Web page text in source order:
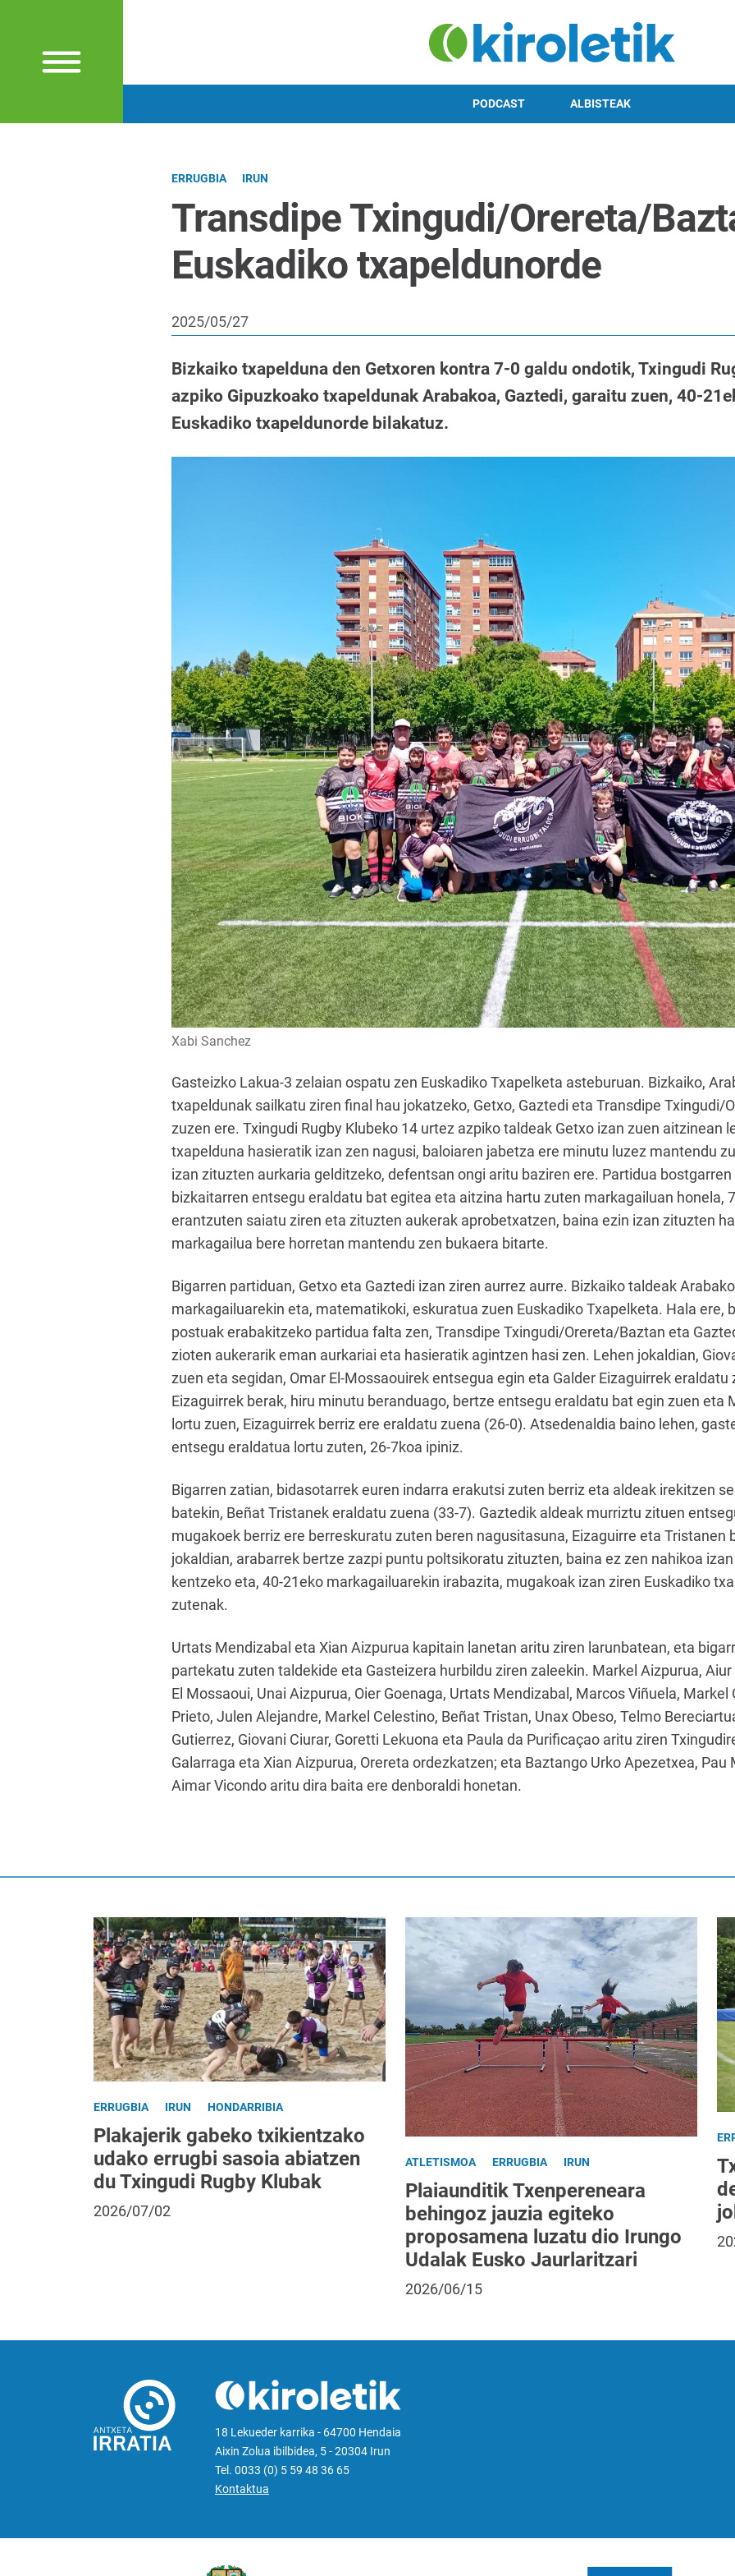
PODCAST ALBISTEAK
ERRUGBIA IRUN
Transdipe Txingudi/Orereta/
Euskadiko txapeldunorde
2025/05/27
Bizkaiko txapelduna den Getxoren kontra 7-0 galdu ondotik, Txingudi
azpiko Gipuzkoako txapeldunak Arabakoa, Gaztedi, garaitu zuen, 40-
Euskadiko txapeldunorde bilakatuz.
Xabi Sanchez
Gasteizko Lakua-3 zelaian ospatu zen Euskadiko Txapelketa asteburuan. Bizkaiko,
txapeldunak sailkatu ziren final hau jokatzeko, Getxo, Gaztedi eta Transdipe Txingudi/
zuzen ere. Txingudi Rugby Klubeko 14 urtez azpiko taldeak Getxo izan zuen aitzinean
txapelduna hasieratik izan zen nagusi, baloiaren jabetza ere minutu luzez mantendu
izan zituzten aurkaria gelditzeko, defentsan ongi aritu baziren ere. Partidua
bizkaitarren entsegu eraldatu bat egitea eta aitzina hartu zuten markagailuan honela,
erantzuten saiatu ziren eta zituzten aukerak aprobetxatzen, baina ezin izan zituzten
markagailua bere horretan mantendu zen bukaera bitarte.
Bigarren partiduan, Getxo eta Gaztedi izan ziren aurrez aurre. Bizkaiko taldeak
markagailuarekin eta, matematikoki, eskuratua zuen Euskadiko Txapelketa. Hala ere,
postuak erabakitzeko partidua falta zen, Transdipe Txingudi/Orereta/Baztan eta
zioten aukerarik eman aurkariai eta hasieratik agintzen hasi zen. Lehen jokaldian,
zuen eta segidan, Omar El-Mossaouirek entsegua egin eta Galder Eizaguirrek eraldatu
Eizaguirrek berak, hiru minutu beranduago, bertze entsegu eraldatu bat egin zuen eta
lortu zuen, Eizaguirrek berriz ere eraldatu zuena (26-0). Atsedenaldia baino lehen,
entsegu eraldatua lortu zuten, 26-7koa ipiniz.
Bigarren zatian, bidasotarrek euren indarra erakutsi zuten berriz eta aldeak irekitzen
batekin, Beñat Tristanek eraldatu zuena (33-7). Gaztedik aldeak murriztu zituen
mugakoek berriz ere berreskuratu zuten beren nagusitasuna, Eizaguirre eta Tristanen
jokaldian, arabarrek bertze zazpi puntu poltsikoratu zituzten, baina ez zen nahikoa
kentzeko eta, 40-21eko markagailuarekin irabazita, mugakoak izan ziren Euskadiko
zutenak.
Urtats Mendizabal eta Xian Aizpurua kapitain lanetan aritu ziren larunbatean, eta
partekatu zuten taldekide eta Gasteizera hurbildu ziren zaleekin. Markel Aizpurua, Aiur
El Mossaoui, Unai Aizpurua, Oier Goenaga, Urtats Mendizabal, Marcos Viñuela, Markel
Prieto, Julen Alejandre, Markel Celestino, Beñat Tristan, Unax Obeso, Telmo
Gutierrez, Giovani Ciurar, Goretti Lekuona eta Paula da Purificaçao aritu ziren
Galarraga eta Xian Aizpurua, Orereta ordezkatzen; eta Baztango Urko Apezetxea,
Aimar Vicondo aritu dira baita ere denboraldi honetan.
ERRUGBIA IRUN HONDARRIBIA
Plakajerik gabeko txikientzako
udako errugbi sasoia abiatzen
du Txingudi Rugby Klubak
2026/07/02
ATLETISMOA ERRUGBIA IRUN
Plaiaunditik Txenpereneara
behingoz jauzia egiteko
proposamena luzatu dio Irungo
Udalak Eusko Jaurlaritzari
2026/06/15
18 Lekueder karrika - 64700 Hendaia
Aixin Zolua ibilbidea, 5 - 20304 Irun
Tel. 0033 (0) 5 59 48 36 65
Kontaktua